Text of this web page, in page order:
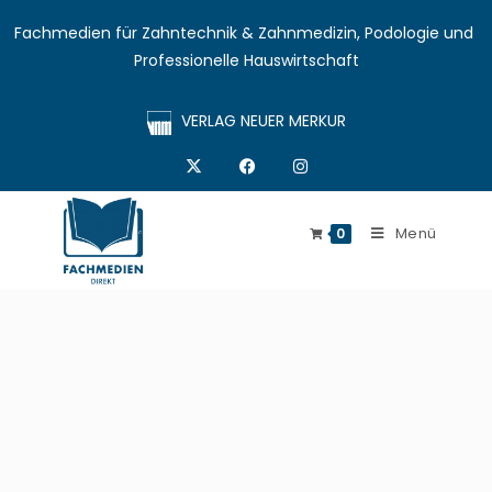
Fachmedien für Zahntechnik & Zahnmedizin, Podologie und
Professionelle Hauswirtschaft
VERLAG NEUER MERKUR
0 Menü